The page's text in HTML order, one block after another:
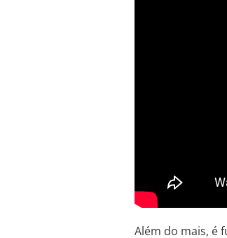
Além do mais, é